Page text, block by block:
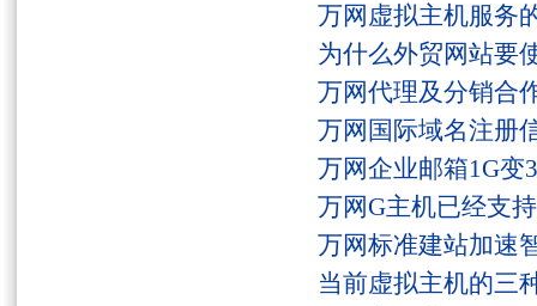
万网虚拟主机服务
为什么外贸网站要
万网代理及分销合
万网国际域名注册
万网企业邮箱1G变
万网G主机已经支
万网标准建站加速
当前虚拟主机的三